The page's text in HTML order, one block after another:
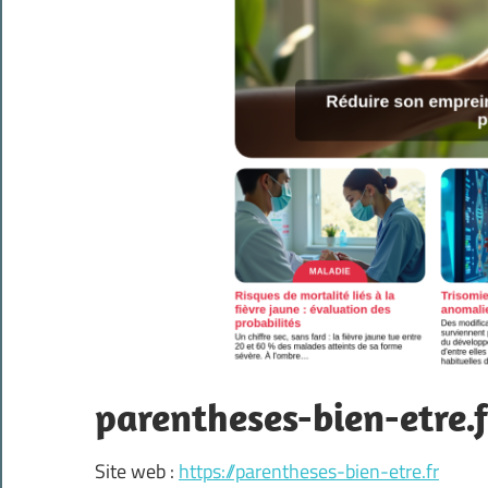
parentheses-bien-
Site web : https://parentheses-bien-etre.fr